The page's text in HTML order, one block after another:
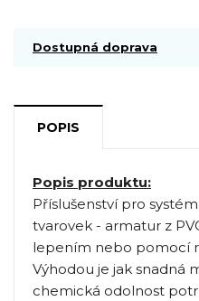
Dostupná doprava
POPIS
Popis produktu:
Příslušenství pro
tvarovek - armatur z
lepením nebo pomocí
Výhodou je jak snadná
chemická odolnost